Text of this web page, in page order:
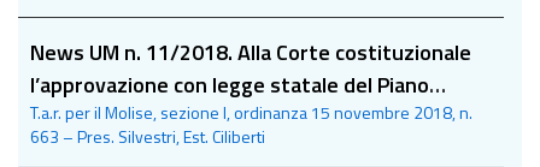
News UM n. 11/2018. Alla Corte costituzionale
l’approvazione con legge statale del Piano
operativo straordinario per la sanità della
Regione Molise
T.a.r. per il Molise, sezione I, ordinanza 15 novembre 2018, n.
663 – Pres. Silvestri, Est. Ciliberti